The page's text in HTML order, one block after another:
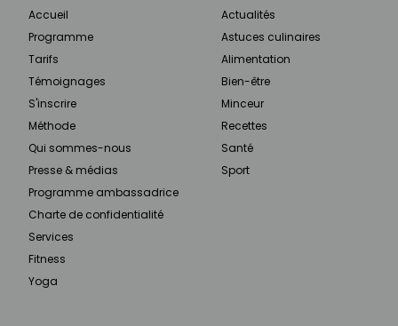
Accueil
Programme
Tarifs
Témoignages
S'inscrire
Méthode
Qui sommes-nous
Presse & médias
Programme ambassadrice
Charte de confidentialité
Services
Fitness
Yoga
Actualités
Astuces culinaires
Alimentation
Bien-être
Minceur
Recettes
Santé
Sport